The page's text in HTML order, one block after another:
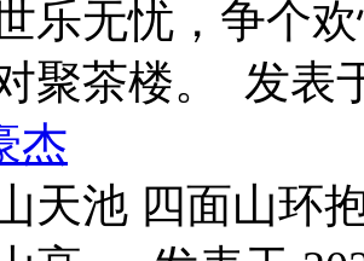
乐无忧，争个
聚茶楼。 发表
杰
天池 四面山环